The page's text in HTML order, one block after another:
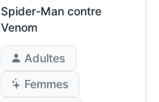
Spider-Man contre
Venom
Adultes
Femmes